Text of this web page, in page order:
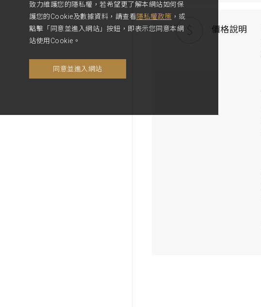
價格說明
致力維護您的隱私權，若希望更了解本網站如何保
護您的Cookie及數據資料，請查看隱私權政策 ，或
點擊「同意並進入網站」按鈕，即表示您同意本網
站使用Cookie。
同意並進入網站